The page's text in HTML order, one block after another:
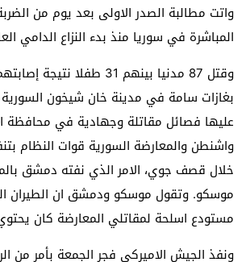
واتت مطالبة الصدر الاولى بعد يوم من
المباشرة في سوريا منذ بدء النزاع الدامي العام
وقتل 87 مدنيا بينهم 31 طفلا
بغازات سامة في مدينة خان شيخون
عليها فصائل مقاتلة وجهادية في محافظة
واشنطن والمعارضة السورية قوات النظام
خلال قصف جوي، الامر الذي نفته دمشق
موسكو. وتقول موسكو ودمشق ان
مستودع اسلحة لمقاتلي المعارضة كان
ونفذ الجيش الاميركي فجر الجمعة بأمر من